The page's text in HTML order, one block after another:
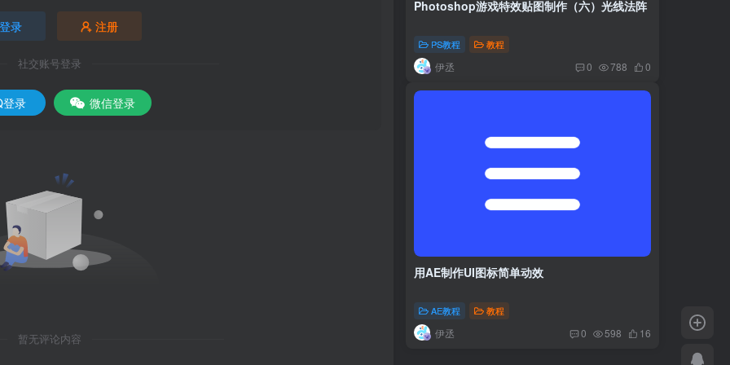
登录 注册
社交账号登录
录 微信登录
暂无评论内容
Photoshop游戏特效贴图制作（六）光线法阵
PS教程 教程
伊丞 0 788 0
用AE制作UI图标简单动效
AE教程 教程
伊丞 0 598 16